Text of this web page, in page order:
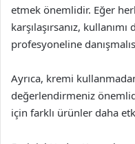
etmek önemlidir. Eğer
karşılaşırsanız,
profesyoneline
Ayrıca, kremi
değerlendirmeniz
için farklı ürünler daha